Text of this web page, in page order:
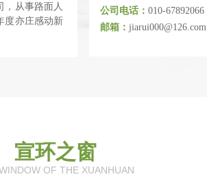
，从事路面人
度亦庄感动新
公司电话： 010-67892066
邮箱： jiarui000@126.com
宣环之窗
OF THE XUANHUAN